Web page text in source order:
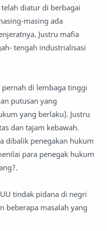
diatur di berbagai
masing ada
Justru mafia
tengah industrialisasi
di lembaga tinggi
putusan yang
yang berlaku). Justru
dan tajam kebawah.
dibalik penegakan hukum
para penegak hukum
tindak pidana di negri
beberapa masalah yang